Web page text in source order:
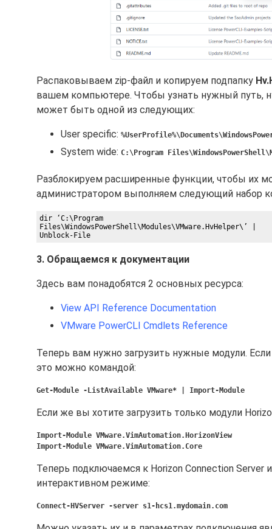
Распаковываем zip-файл и копируем подпапку
вашем компьютере. Чтобы узнать нужный путь,
может быть одной из следующих:
User specific:
System wide: C:\Program
Разблокируем расширенные функции, чтобы их
администратором выполняем следующий набор
dir ‘C:\Program
Files\WindowsPowerShell\Modules\VMware.HvHelper\’ |
3. Обращаемся к документации
Здесь вам понадобятся 2 основных ресурса:
View API Reference Documentation
VMware PowerCLI Cmdlets Reference
Теперь вам нужно загрузить нужные модули.
это можно командой:
Get-Module -ListAvailable VMware* | Import-Module
Если же вы хотите загрузить только модули
Import-Module VMware.VimAutomation.HorizonView
Import-Module VMware.VimAutomation.Core
Теперь подключаемся к Horizon Connection Server
интерактивном режиме:
Connect-HVServer -server s1-hcs1.mydomain.com